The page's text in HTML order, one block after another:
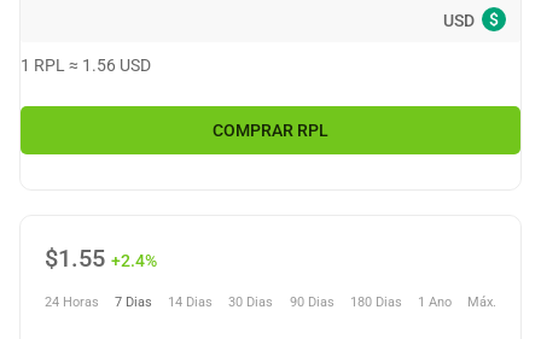
USD $
1 RPL ≈ 1.56 USD
COMPRAR RPL
$1.55 +2.4%
24 Horas 7 Dias 14 Dias 30 Dias 90 Dias 180 Dias 1 Ano Máx.